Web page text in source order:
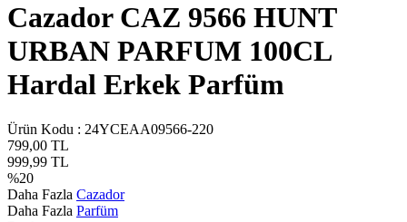
Cazador CAZ 9566 HUNT
URBAN PARFUM 100CL
Hardal Erkek Parfüm
Ürün Kodu : 24YCEAA09566-220
799,00 TL
999,99 TL
%20
Daha Fazla Cazador
Daha Fazla Parfüm